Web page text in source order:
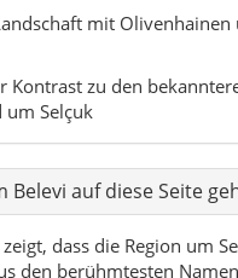
mit Olivenhainen
Kontrast zu den
Selçuk
Belevi auf diese Seite
dass die Region um
den berühmtesten Namen